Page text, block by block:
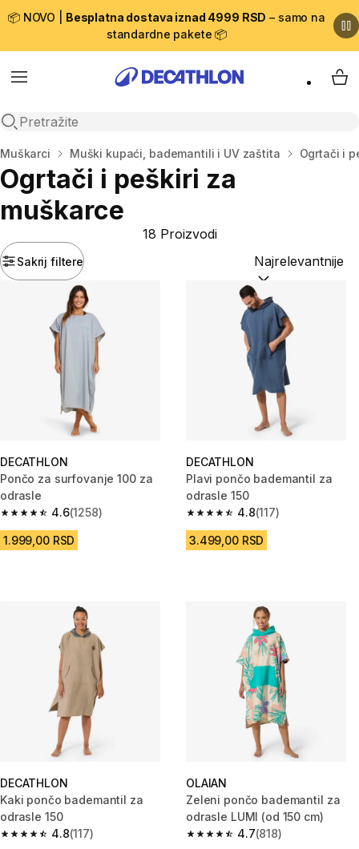
📦 NOVO | Besplatna dostava iznad 4999 RSD – samo na
standardne pakete 📦
Menu
Open search
My
Početna stranica
Muškarci Muški kupaći, bademantili i UV zaštita Ogrtači i
Ogrtači i peškiri za
muškarce
Sakrij filtere
18 Proizvodi
Sortiraj po:
DECATHLON
Pončo za surfovanje 100 za
odrasle
4.6
4.6 od 5 zvezdica from 1258 Recenzije
(1258)
1.999,00 RSD
DECATHLON
Plavi pončo bademantil za
odrasle 150
4.8
4.8 od 5 zvezdica from 117
(117)
3.499,00 RSD
DECATHLON
Kaki pončo bademantil za
odrasle 150
4.8
4.8 od 5 zvezdica from 117 Recenzije
(117)
OLAIAN
Zeleni pončo bademantil za
odrasle LUMI (od 150 cm)
4.7
4.7 od 5 zvezdica from 818
(818)